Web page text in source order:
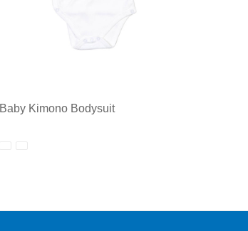
Baby Kimono Bodysuit